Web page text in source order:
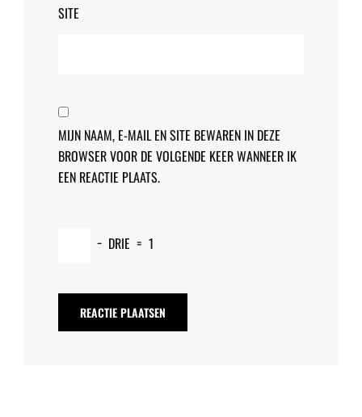
SITE
MIJN NAAM, E-MAIL EN SITE BEWAREN IN DEZE
BROWSER VOOR DE VOLGENDE KEER WANNEER IK
EEN REACTIE PLAATS.
− DRIE = 1